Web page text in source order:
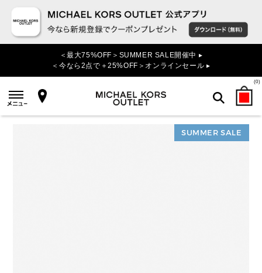
＜最大75%OFF＞SUMMER SALE開催中 ▸
＜今なら2点で＋25%OFF＞オンラインセール ▸
(0)
検索
SUMMER SALE